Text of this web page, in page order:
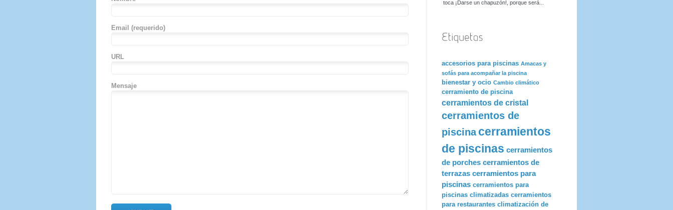
Email (requerido)
URL
Mensaje
toca ¡Darse un chapuzón!, porque será...
accesorios para piscinas Amacas y
sofás para acompañar la piscina
bienestar y ocio Cambio climático
cerramiento de piscina
cerramientos de cristal
cerramientos de
piscina cerramientos
de piscinas cerramientos
de porches cerramientos de
terrazas cerramientos para
piscinas cerramientos para
piscinas climatizadas cerramientos
para restaurantes climatización de